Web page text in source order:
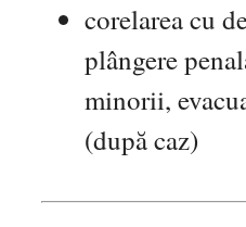
corelarea cu
plângere
minorii,
(după caz)